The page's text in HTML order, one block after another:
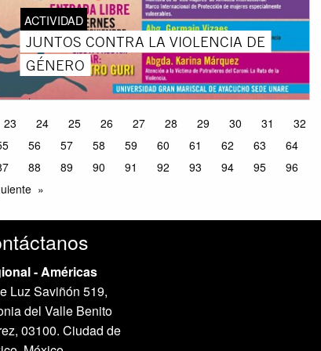
ACTIVIDAD
JUNTOS CONTRA LA VIOLENCIA DE
GÉNERO
23 24 25 26 27 28 29 30 31
32
56 57 58 59 60 61 62 63
64
88 89 90 91 92 93 94 95
96
- Américas
Luz Saviñón 519,
del Valle Benito
03100. Ciudad de